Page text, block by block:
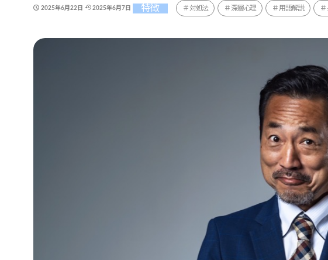
2025年6月22日 2025年6月7日 特徴 対処法 深層心理 用語解説